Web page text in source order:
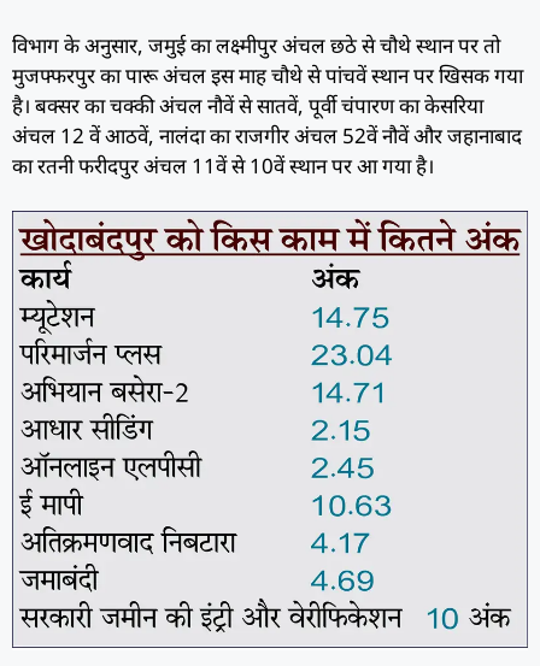
विभाग के अनुसार, जमुई का लक्ष्मीपुर अंचल छठे से चौथे स्थान पर तो
मुजफ्फरपुर का पारू अंचल इस माह चौथे से पांचवें स्थान पर खिसक गया
है। बक्सर का चक्की अंचल नौवें से सातवें, पूर्वी चंपारण का केसरिया
अंचल 12 वें आठवें, नालंदा का राजगीर अंचल 52वें नौवें और जहानाबाद
का रतनी फरीदपुर अंचल 11वें से 10वें स्थान पर आ गया है।